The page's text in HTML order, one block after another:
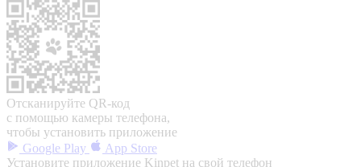
Отсканируйте QR-код
с помощью камеры телефона,
чтобы установить приложение
Google Play
App Store
Установите приложение Kinpet на свой телефон